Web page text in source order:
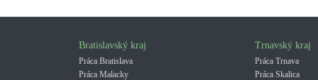
Bratislavský kraj
Práca Bratislava
Práca Malacky
Trnavský kraj
Práca Trnava
Práca Skalica